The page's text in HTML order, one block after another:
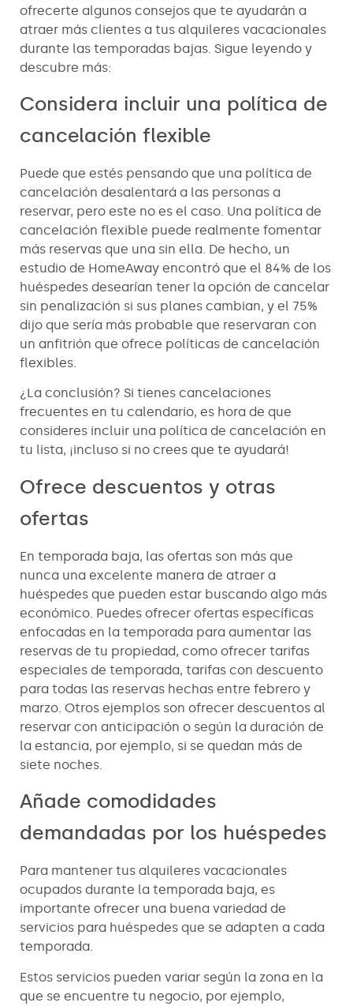
ofrecerte algunos consejos que te ayudarán a
atraer más clientes a tus alquileres vacacionales
durante las temporadas bajas. Sigue leyendo y
descubre más:
Considera incluir una política de
cancelación flexible
Puede que estés pensando que una política de
cancelación desalentará a las personas a
reservar, pero este no es el caso. Una política de
cancelación flexible puede realmente fomentar
más reservas que una sin ella. De hecho, un
estudio de HomeAway encontró que el 84% de los
huéspedes desearían tener la opción de cancelar
sin penalización si sus planes cambian, y el 75%
dijo que sería más probable que reservaran con
un anfitrión que ofrece políticas de cancelación
flexibles.
¿La conclusión? Si tienes cancelaciones
frecuentes en tu calendario, es hora de que
consideres incluir una política de cancelación en
tu lista, ¡incluso si no crees que te ayudará!
Ofrece descuentos y otras
ofertas
En temporada baja, las ofertas son más que
nunca una excelente manera de atraer a
huéspedes que pueden estar buscando algo más
económico. Puedes ofrecer ofertas específicas
enfocadas en la temporada para aumentar las
reservas de tu propiedad, como ofrecer tarifas
especiales de temporada, tarifas con descuento
para todas las reservas hechas entre febrero y
marzo. Otros ejemplos son ofrecer descuentos al
reservar con anticipación o según la duración de
la estancia, por ejemplo, si se quedan más de
siete noches.
Añade comodidades
demandadas por los huéspedes
Para mantener tus alquileres vacacionales
ocupados durante la temporada baja, es
importante ofrecer una buena variedad de
servicios para huéspedes que se adapten a cada
temporada.
Estos servicios pueden variar según la zona en la
que se encuentre tu negocio, por ejemplo,